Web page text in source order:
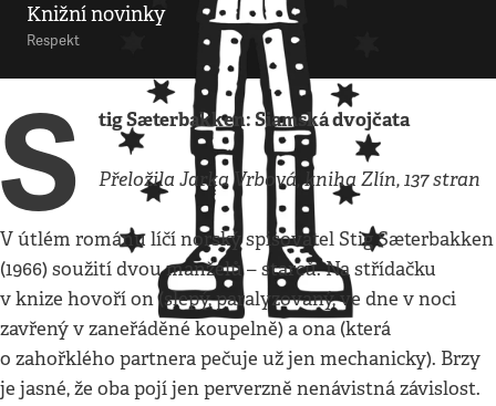
Knižní novinky
Respekt
S tig Sæterbakken: Siamská dvojčata
Přeložila Jarka Vrbová, kniha Zlín, 137 stran
V útlém románu líčí norský spisovatel Stig Sæterbakken
(1966) soužití dvou manželů – starců. Na střídačku
v knize hovoří on (slepý, paralyzovaný, ve dne v noci
zavřený v zaneřáděné koupelně) a ona (která
o zahořklého partnera pečuje už jen mechanicky). Brzy
je jasné, že oba pojí jen perverzně nenávistná závislost.